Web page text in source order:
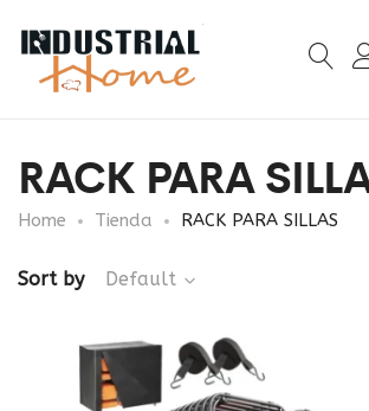
RACK PARA
Home Tienda RACK PARA SILLAS
Sort by Default